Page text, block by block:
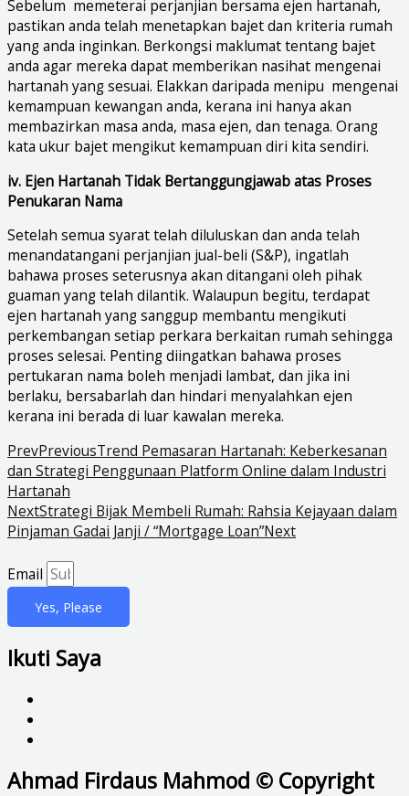
Sebelum memeterai perjanjian bersama ejen hartanah,
pastikan anda telah menetapkan bajet dan kriteria rumah
yang anda inginkan. Berkongsi maklumat tentang bajet
anda agar mereka dapat memberikan nasihat mengenai
hartanah yang sesuai. Elakkan daripada menipu mengenai
kemampuan kewangan anda, kerana ini hanya akan
membazirkan masa anda, masa ejen, dan tenaga. Orang
kata ukur bajet mengikut kemampuan diri kita sendiri.
iv. Ejen Hartanah Tidak Bertanggungjawab atas Proses
Penukaran Nama
Setelah semua syarat telah diluluskan dan anda telah
menandatangani perjanjian jual-beli (S&P), ingatlah
bahawa proses seterusnya akan ditangani oleh pihak
guaman yang telah dilantik. Walaupun begitu, terdapat
ejen hartanah yang sanggup membantu mengikuti
perkembangan setiap perkara berkaitan rumah sehingga
proses selesai. Penting diingatkan bahawa proses
pertukaran nama boleh menjadi lambat, dan jika ini
berlaku, bersabarlah dan hindari menyalahkan ejen
kerana ini berada di luar kawalan mereka.
PrevPreviousTrend Pemasaran Hartanah: Keberkesanan
dan Strategi Penggunaan Platform Online dalam Industri
Hartanah
NextStrategi Bijak Membeli Rumah: Rahsia Kejayaan dalam
Pinjaman Gadai Janji / “Mortgage Loan”Next
Email
Yes, Please
Ikuti Saya
Ahmad Firdaus Mahmod © Copyright